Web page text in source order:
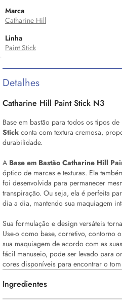
Marca
Catharine Hill
Linha
Paint Stick
Detalhes
Catharine Hill Paint Stick N3
Base em bastão para todos os tipos de
Stick conta com textura cremosa,
durabilidade.
A Base em Bastão Catharine Hill
óptico de marcas e texturas. Ela
foi desenvolvida para permanecer
transpiração. Ou seja, ela é perfeita
dia a dia, mantendo sua maquiagem
Sua formulação e design versáteis
Use-o como base, corretivo, contorno
sua maquiagem de acordo com as
fácil manuseio, pode ser levado para
cores disponíveis para encontrar o
Ingredientes